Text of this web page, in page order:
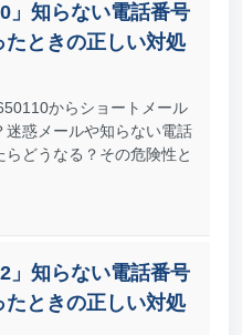
」知らない電話番号
ときの正しい対処
からショートメール
迷惑メールや知らない電話
どうなる？その危険性と
」知らない電話番号
ときの正しい対処